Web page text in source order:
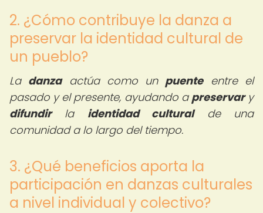
2. ¿Cómo contribuye la danza a
preservar la identidad cultural de
un pueblo?
La danzaactúa como un puenteentre el
pasado y el presente, ayudando a preservary
difundirla identidad culturalde una
comunidad a lo largo del tiempo.
3. ¿Qué beneficios aporta la
participación en danzas culturales
a nivel individual y colectivo?